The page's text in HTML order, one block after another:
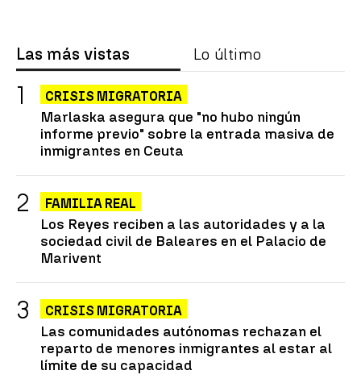
Las más vistas Lo último
CRISIS MIGRATORIA
Marlaska asegura que "no hubo ningún
informe previo" sobre la entrada masiva de
inmigrantes en Ceuta
FAMILIA REAL
Los Reyes reciben a las autoridades y a la
sociedad civil de Baleares en el Palacio de
Marivent
CRISIS MIGRATORIA
Las comunidades autónomas rechazan el
reparto de menores inmigrantes al estar al
límite de su capacidad